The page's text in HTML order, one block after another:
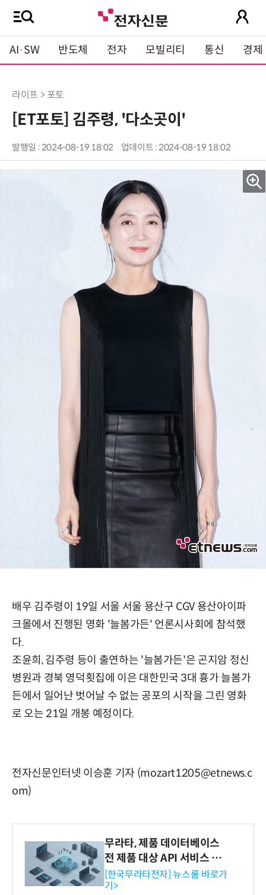
AI·SW 반도체 전자 모빌리티 통신 경제
라이프 > 포토
[ET포토] 김주령, '다소곳이'
발행일 : 2024-08-19 18:02 업데이트 : 2024-08-19 18:02
배우 김주령이 19일 서울 서울 용산구 CGV 용산아이파
크몰에서 진행된 영화 '늘봄가든' 언론시사회에 참석했
다.
조윤희, 김주령 등이 출연하는 '늘봄가든'은 곤지암 정신
병원과 경북 영덕횟집에 이은 대한민국 3대 흉가 늘봄가
든에서 일어난 벗어날 수 없는 공포의 시작을 그린 영화
로 오는 21일 개봉 예정이다.
전자신문인터넷 이승훈 기자 (mozart1205@etnews.c
om)
무라타, 제품 데이터베이스
전 제품 대상 API 서비스 제
공…73개 제품 카테고리로
확대
[한국무라타전자] 뉴스룸 바로가
기>